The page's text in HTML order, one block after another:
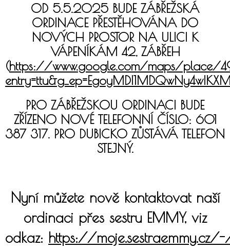
OD 5.5.2025 BUDE ZÁBŘEŽSKÁ
ORDINACE PŘESTĚHOVÁNA DO
NOVÝCH PROSTOR NA ULICI K
VÁPENÍKÁM 42, ZÁBŘEH
(https://www.google.com/maps/place/
PRO ZÁBŘEŽSKOU ORDINACI BUDE
ZŘÍZENO NOVÉ TELEFONNÍ ČÍSLO: 601
387 317. PRO DUBICKO ZŮSTÁVÁ TELEFON
STEJNÝ.
Nyní můžete nově kontaktovat naší
ordinaci přes sestru EMMY, viz
odkaz: https://